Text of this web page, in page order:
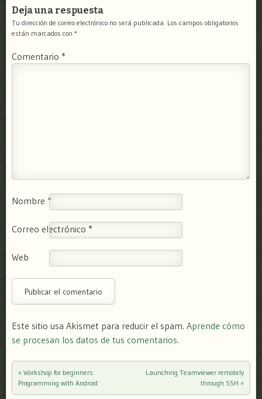
Deja una respuesta
Tu dirección de correo electrónico no será publicada. Los campos obligatorios
están marcados con *
Comentario *
Nombre *
Correo electrónico *
Web
Este sitio usa Akismet para reducir el spam. Aprende cómo
se procesan los datos de tus comentarios.
Post navigation
« Workshop for beginners:
Programming with Android
Launching Teamviewer remotely
through SSH »